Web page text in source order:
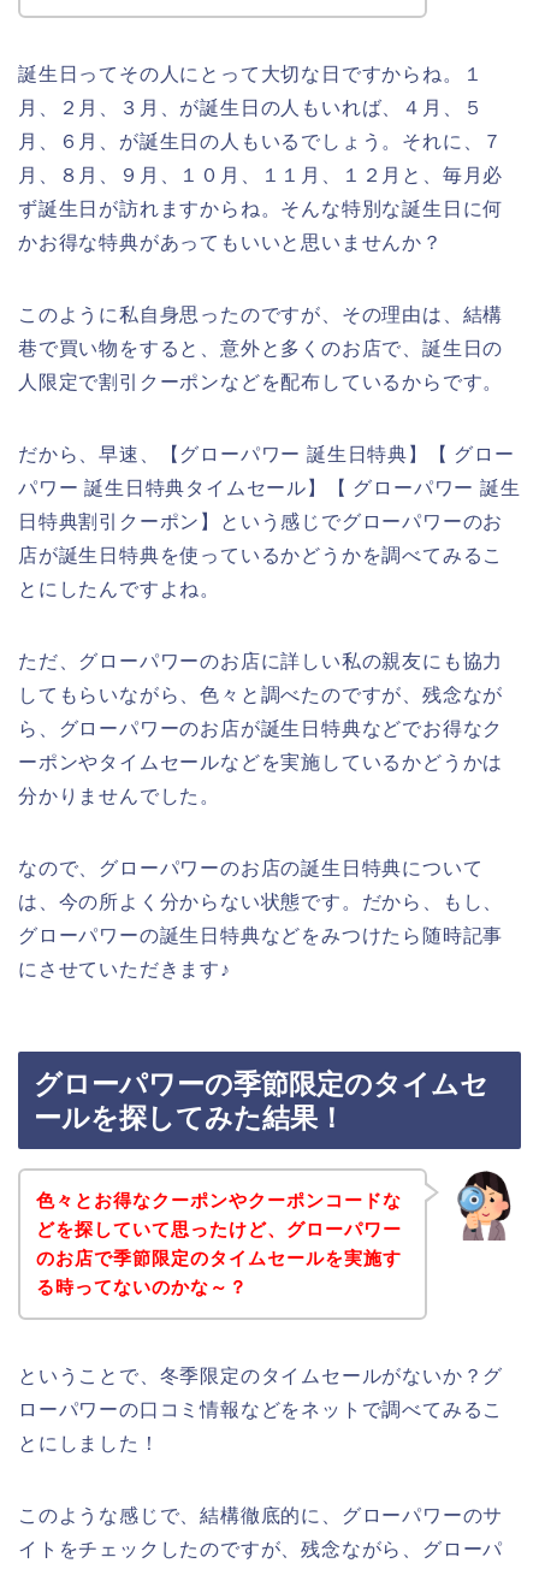
誕生日ってその人にとって大切な日ですからね。１
月、２月、３月、が誕生日の人もいれば、４月、５
月、６月、が誕生日の人もいるでしょう。それに、７
月、８月、９月、１０月、１１月、１２月と、毎月必
ず誕生日が訪れますからね。そんな特別な誕生日に何
かお得な特典があってもいいと思いませんか？
このように私自身思ったのですが、その理由は、結構
巷で買い物をすると、意外と多くのお店で、誕生日の
人限定で割引クーポンなどを配布しているからです。
だから、早速、【グローパワー 誕生日特典】【 グロー
パワー 誕生日特典タイムセール】【 グローパワー 誕生
日特典割引クーポン】という感じでグローパワーのお
店が誕生日特典を使っているかどうかを調べてみるこ
とにしたんですよね。
ただ、グローパワーのお店に詳しい私の親友にも協力
してもらいながら、色々と調べたのですが、残念なが
ら、グローパワーのお店が誕生日特典などでお得なク
ーポンやタイムセールなどを実施しているかどうかは
分かりませんでした。
なので、グローパワーのお店の誕生日特典について
は、今の所よく分からない状態です。だから、もし、
グローパワーの誕生日特典などをみつけたら随時記事
にさせていただきます♪
グローパワーの季節限定のタイムセ
ールを探してみた結果！
色々とお得なクーポンやクーポンコードな
どを探していて思ったけど、グローパワー
のお店で季節限定のタイムセールを実施す
る時ってないのかな～？
ということで、冬季限定のタイムセールがないか？グ
ローパワーの口コミ情報などをネットで調べてみるこ
とにしました！
このような感じで、結構徹底的に、グローパワーのサ
イトをチェックしたのですが、残念ながら、グローパ